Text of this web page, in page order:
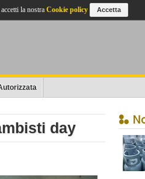
day
la nostra Cookie policy Accetta